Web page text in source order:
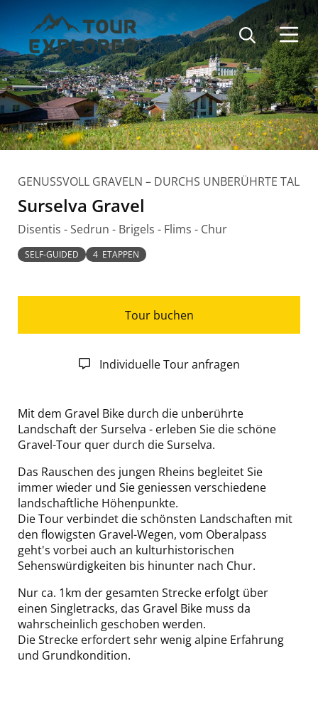
Inhalt
GENUSSVOLL GRAVELN – DURCHS UNBERÜHRTE TAL
Surselva Gravel
Disentis - Sedrun - Brigels - Flims - Chur
SELF-GUIDED 4 ETAPPEN
Tour buchen
Individuelle Tour anfragen
Mit dem Gravel Bike durch die unberührte
Landschaft der Surselva - erleben Sie die schöne
Gravel-Tour quer durch die Surselva.
Das Rauschen des jungen Rheins begleitet Sie
immer wieder und Sie geniessen verschiedene
landschaftliche Höhenpunkte.
Die Tour verbindet die schönsten Landschaften mit
den flowigsten Gravel-Wegen, vom Oberalpass
geht's vorbei auch an kulturhistorischen
Sehenswürdigkeiten bis hinunter nach Chur.
Nur ca. 1km der gesamten Strecke erfolgt über
einen Singletracks, das Gravel Bike muss da
wahrscheinlich geschoben werden.
Die Strecke erfordert sehr wenig alpine Erfahrung
und Grundkondition.